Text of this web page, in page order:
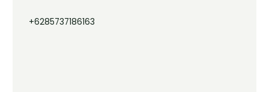
+6285737186163